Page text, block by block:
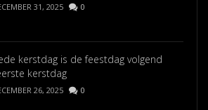
31, 2025 0
kerstdag is de feestdag volgend
kerstdag
26, 2025 0